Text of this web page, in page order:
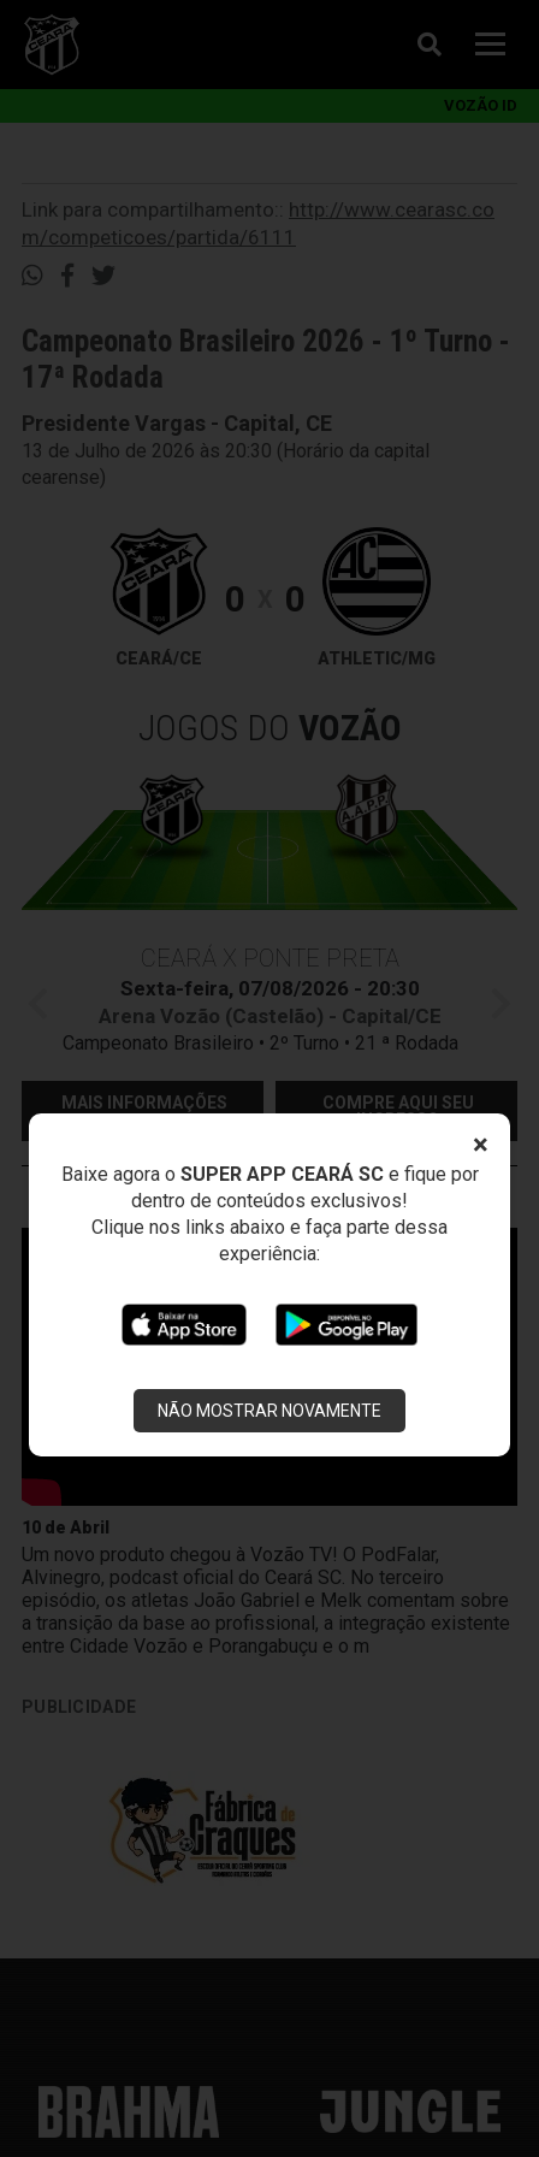
×
Baixe agora o SUPER APP CEARÁ SCe fique por
dentro de conteúdos exclusivos!
Clique nos links abaixo e faça parte dessa
experiência:
NÃO MOSTRAR NOVAMENTE
VOZÃO ID
Link para compartilhamento:: http://www.cearasc.co
m/competicoes/partida/6111
Campeonato Brasileiro 2026 - 1º Turno -
17ª Rodada
Presidente Vargas - Capital, CE
13 de Julho de 2026 às 20:30 (Horário da capital
cearense)
CEARÁ/CE
0 0
ATHLETIC/MG
JOGOS DO VOZÃO
CEARÁ X PONTE PRETA
Sexta-feira, 07/08/2026 - 20:30
Arena Vozão (Castelão) - Capital/CE
Campeonato Brasileiro • 2º Turno • 21 ª Rodada
MAIS INFORMAÇÕES
COMPRE AQUI SEU
INGRESSO
VOZÃOTV
10 de Abril
Um novo produto chegou à Vozão TV! O PodFalar,
Alvinegro, podcast oficial do Ceará SC. No terceiro
episódio, os atletas João Gabriel e Melk comentam sobre
a transição da base ao profissional, a integração existente
entre Cidade Vozão e Porangabuçu e o m
PUBLICIDADE